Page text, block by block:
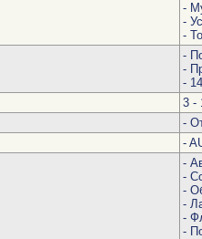
-
-
-
-
-
-
3 -
-
-
-
-
-
-
-
-